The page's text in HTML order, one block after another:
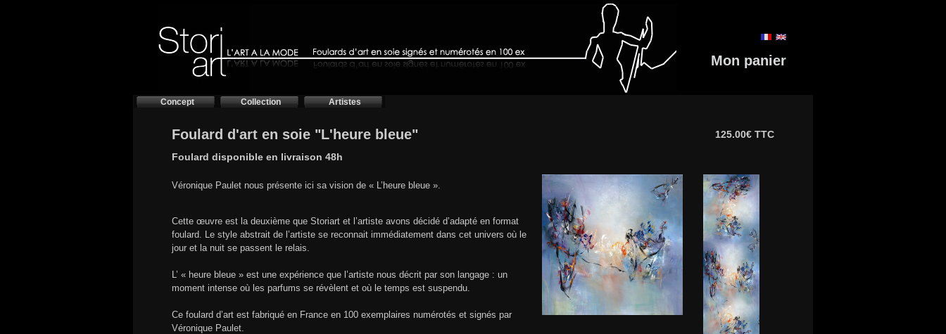
Mon panier
Concept Collection Artistes
Foulard d'art en soie "L'heure bleue"
125.00€ TTC
Foulard disponible en livraison 48h
Véronique Paulet nous présente ici sa vision de « L’heure bleue ».
Cette œuvre est la deuxième que Storiart et l’artiste avons décidé d’adapté en format
foulard. Le style abstrait de l’artiste se reconnait immédiatement dans cet univers où le
jour et la nuit se passent le relais.
L’ « heure bleue » est une expérience que l’artiste nous décrit par son langage : un
moment intense où les parfums se révèlent et où le temps est suspendu.
Ce foulard d’art est fabriqué en France en 100 exemplaires numérotés et signés par
Véronique Paulet.